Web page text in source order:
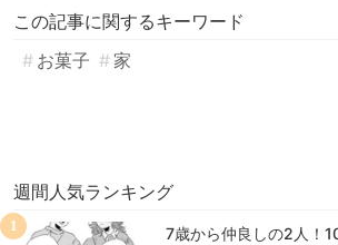
この記事に関するキーワード
お菓子
家
週間人気ランキング
7歳から仲良しの2人！
1